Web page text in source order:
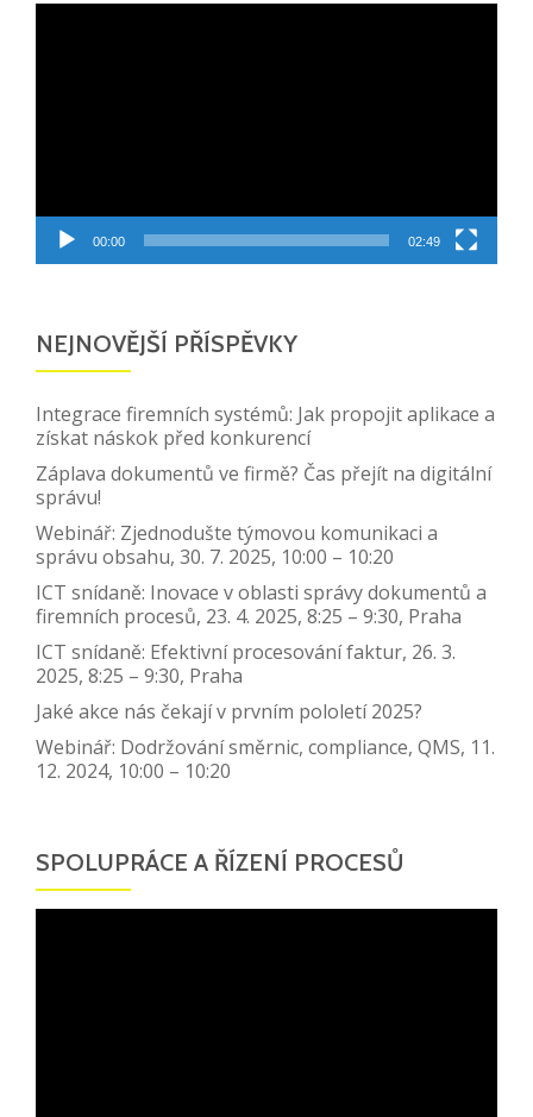
00:00 02:49
NEJNOVĚJŠÍ PŘÍSPĚVKY
Integrace firemních systémů: Jak propojit aplikace a
získat náskok před konkurencí
Záplava dokumentů ve firmě? Čas přejít na digitální
správu!
Webinář: Zjednodušte týmovou komunikaci a
správu obsahu, 30. 7. 2025, 10:00 – 10:20
ICT snídaně: Inovace v oblasti správy dokumentů a
firemních procesů, 23. 4. 2025, 8:25 – 9:30, Praha
ICT snídaně: Efektivní procesování faktur, 26. 3.
2025, 8:25 – 9:30, Praha
Jaké akce nás čekají v prvním pololetí 2025?
Webinář: Dodržování směrnic, compliance, QMS, 11.
12. 2024, 10:00 – 10:20
SPOLUPRÁCE A ŘÍZENÍ PROCESŮ